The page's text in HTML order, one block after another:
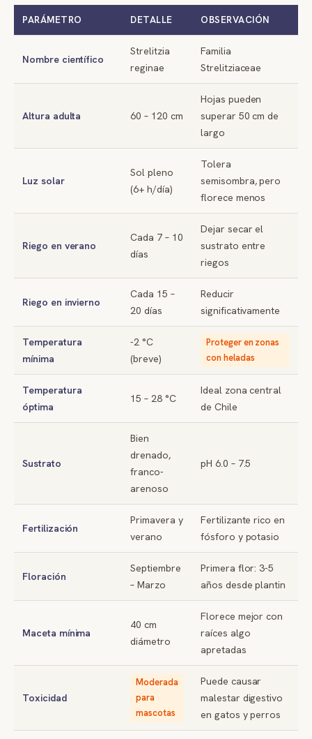
PARÁMETRO DETALLE OBSERVACIÓN
Nombre científico
Strelitzia
reginae
Familia
Strelitziaceae
Altura adulta 60 – 120 cm
Hojas pueden
superar 50 cm de
largo
Luz solar
Sol pleno
(6+ h/día)
Tolera
semisombra, pero
florece menos
Riego en verano
Cada 7 – 10
días
Dejar secar el
sustrato entre
riegos
Riego en invierno
Cada 15 –
20 días
Reducir
significativamente
Temperatura
mínima
-2 °C
(breve)
Proteger en zonas
con heladas
Temperatura
óptima
15 – 28 °C
Ideal zona central
de Chile
Sustrato
Bien
drenado,
franco-
arenoso
pH 6.0 – 7.5
Fertilización
Primavera y
verano
Fertilizante rico en
fósforo y potasio
Floración
Septiembre
– Marzo
Primera flor: 3-5
años desde plantin
Maceta mínima
40 cm
diámetro
Florece mejor con
raíces algo
apretadas
Toxicidad
Moderada
para
mascotas
Puede causar
malestar digestivo
en gatos y perros